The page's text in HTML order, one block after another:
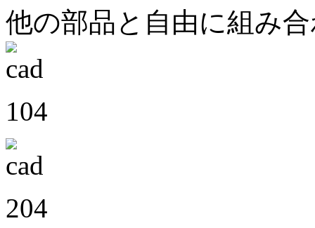
他の部品と自由に組み
104
204